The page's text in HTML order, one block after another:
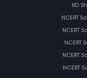
RD
NCERT
NCERT
NCERT
NCERT